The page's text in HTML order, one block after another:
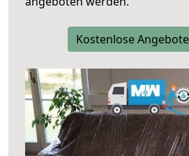
Kostenlose